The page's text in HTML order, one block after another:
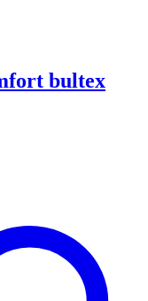
bultex